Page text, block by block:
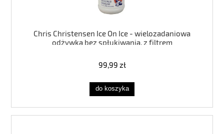
Chris Christensen Ice On Ice - wielozadaniowa
odżywka bez spłukiwania, z filtrem
99,99 zł
do koszyka